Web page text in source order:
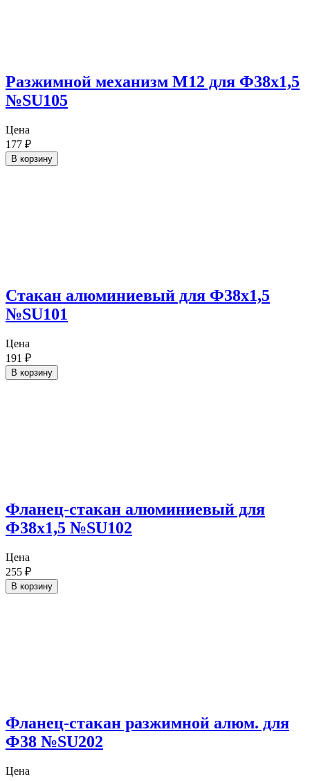
Разжимной механизм М12 для Ф38х1,5
№SU105
Цена
177 ₽
В корзину
Cтакан алюминиевый для Ф38х1,5
№SU101
Цена
191 ₽
В корзину
Фланец-стакан алюминиевый для
Ф38х1,5 №SU102
Цена
255 ₽
В корзину
Фланец-стакан разжимной алюм. для
Ф38 №SU202
Цена